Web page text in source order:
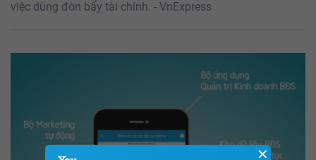
việc dùng đòn bẩy tài chính. - VnExpress
✕